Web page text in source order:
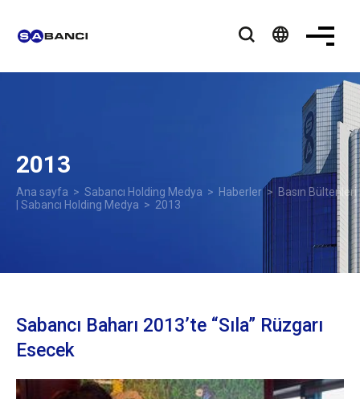
language
2013
Ana sayfa > Sabancı Holding Medya > Haberler> Basın Bültenleri
| Sabancı Holding Medya > 2013
Sabancı Baharı 2013’te “Sıla” Rüzgarı
Esecek